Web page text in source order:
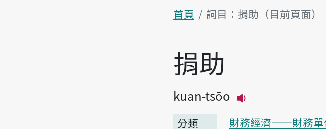
首頁 詞目：捐助（目前頁面）
主內容區塊
捐助
kuan-tsōo
分類
財務經濟——財務單